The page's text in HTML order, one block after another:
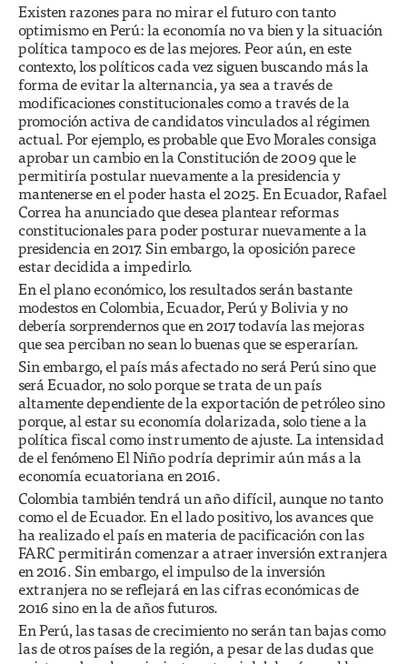
Existen razones para no mirar el futuro con tanto
optimismo en Perú: la economía no va bien y la situación
política tampoco es de las mejores. Peor aún, en este
contexto, los políticos cada vez siguen buscando más la
forma de evitar la alternancia, ya sea a través de
modificaciones constitucionales como a través de la
promoción activa de candidatos vinculados al régimen
actual. Por ejemplo, es probable que Evo Morales consiga
aprobar un cambio en la Constitución de 2009 que le
permitiría postular nuevamente a la presidencia y
mantenerse en el poder hasta el 2025. En Ecuador, Rafael
Correa ha anunciado que desea plantear reformas
constitucionales para poder posturar nuevamente a la
presidencia en 2017. Sin embargo, la oposición parece
estar decidida a impedirlo.
En el plano económico, los resultados serán bastante
modestos en Colombia, Ecuador, Perú y Bolivia y no
debería sorprendernos que en 2017 todavía las mejoras
que sea perciban no sean lo buenas que se esperarían.
Sin embargo, el país más afectado no será Perú sino que
será Ecuador, no solo porque se trata de un país
altamente dependiente de la exportación de petróleo sino
porque, al estar su economía dolarizada, solo tiene a la
política fiscal como instrumento de ajuste. La intensidad
de el fenómeno El Niño podría deprimir aún más a la
economía ecuatoriana en 2016.
Colombia también tendrá un año difícil, aunque no tanto
como el de Ecuador. En el lado positivo, los avances que
ha realizado el país en materia de pacificación con las
FARC permitirán comenzar a atraer inversión extranjera
en 2016. Sin embargo, el impulso de la inversión
extranjera no se reflejará en las cifras económicas de
2016 sino en la de años futuros.
En Perú, las tasas de crecimiento no serán tan bajas como
las de otros países de la región, a pesar de las dudas que